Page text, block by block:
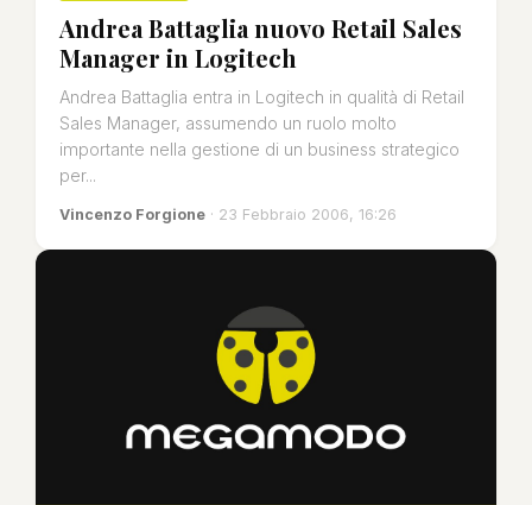
Andrea Battaglia nuovo Retail Sales
Manager in Logitech
Andrea Battaglia entra in Logitech in qualità di Retail
Sales Manager, assumendo un ruolo molto
importante nella gestione di un business strategico
per...
Vincenzo Forgione · 23 Febbraio 2006, 16:26